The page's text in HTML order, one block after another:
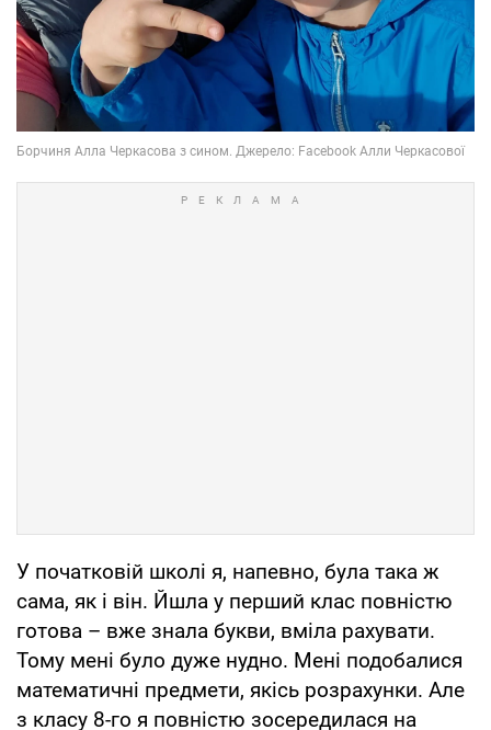
У початковій школі я, напевно, була така ж
сама, як і він. Йшла у перший клас повністю
готова – вже знала букви, вміла рахувати.
Тому мені було дуже нудно. Мені подобалися
математичні предмети, якісь розрахунки. Але
з класу 8-го я повністю зосередилася на